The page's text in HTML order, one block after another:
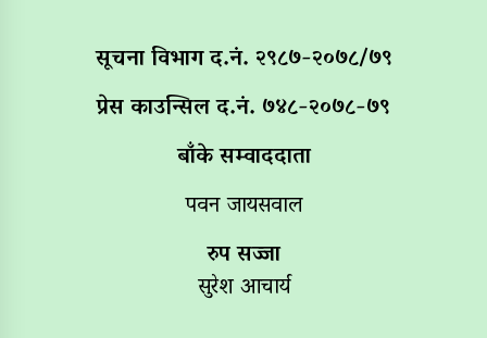
सूचना विभाग द‌.नं. २९८७-२०७८/७९
प्रेस काउन्सिल द.नं. ७४८-२०७८-७९
बाँके सम्वाददाता
पवन जायसवाल
रुप सज्जा
सुरेश आचार्य